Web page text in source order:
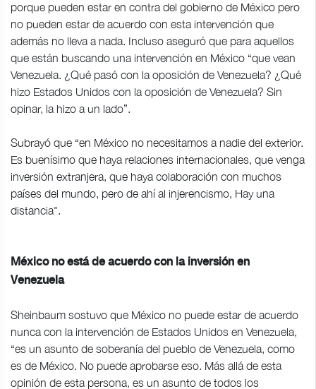
porque pueden estar en contra del gobierno de México pero
no pueden estar de acuerdo con esta intervención que
además no lleva a nada. Incluso aseguró que para aquellos
que están buscando una intervención en México “que vean
Venezuela. ¿Qué pasó con la oposición de Venezuela? ¿Qué
hizo Estados Unidos con la oposición de Venezuela? Sin
opinar, la hizo a un lado”.
Subrayó que “en México no necesitamos a nadie del exterior.
Es buenísimo que haya relaciones internacionales, que venga
inversión extranjera, que haya colaboración con muchos
países del mundo, pero de ahí al injerencismo, Hay una
distancia".
México no está de acuerdo con la inversión en
Venezuela
Sheinbaum sostuvo que México no puede estar de acuerdo
nunca con la intervención de Estados Unidos en Venezuela,
“es un asunto de soberanía del pueblo de Venezuela, como
es de México. No puede aprobarse eso. Más allá de esta
opinión de esta persona, es un asunto de todos los